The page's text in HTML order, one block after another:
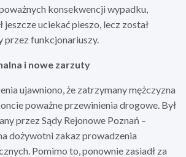
konsekwencji wypadku,
uciekać pieszo, lecz został
przez funkcjonariuszy.
i nowe zarzuty
ujawniono, że zatrzymany mężczyzna
poważne przewinienia drogowe. Był
przez Sądy Rejonowe Poznań –
dożywotni zakaz prowadzenia
Pomimo to, ponownie zasiadł za